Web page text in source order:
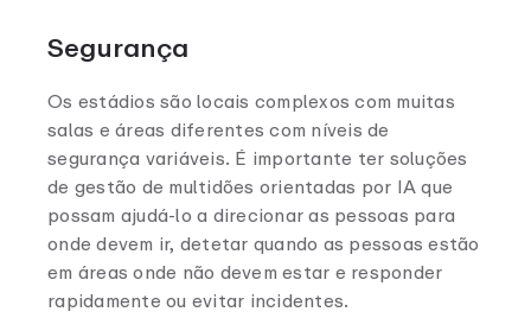
Segurança
Os estádios são locais complexos com muitas
salas e áreas diferentes com níveis de
segurança variáveis. É importante ter soluções
de gestão de multidões orientadas por IA que
possam ajudá-lo a direcionar as pessoas para
onde devem ir, detetar quando as pessoas estão
em áreas onde não devem estar e responder
rapidamente ou evitar incidentes.